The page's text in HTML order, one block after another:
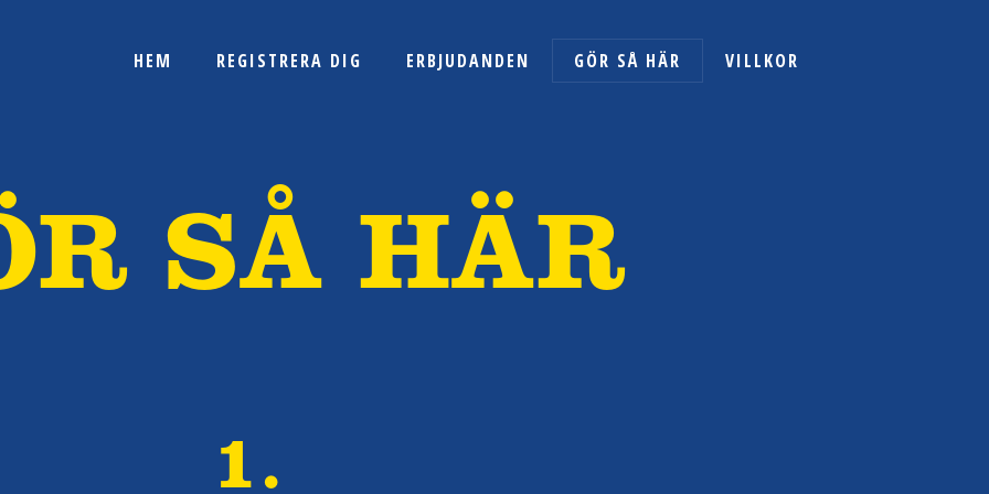
HEM REGISTRERA DIG ERBJUDANDEN GÖR SÅ HÄR VILLKOR
SÅ HÄR
1.